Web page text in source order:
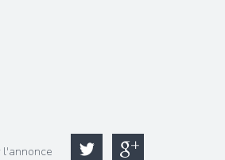
l'annonce